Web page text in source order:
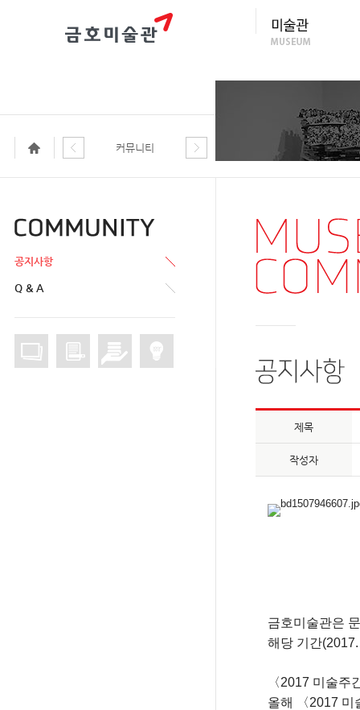
커뮤니티
공지사항
Q & A
제목
작성자
금호미술관은
해당 기간
〈2017 미술주
올해
〈2017